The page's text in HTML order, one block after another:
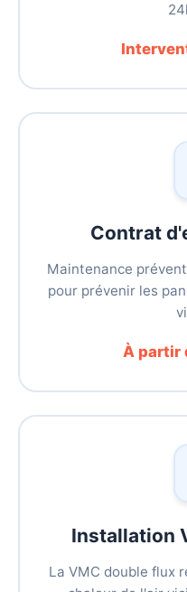
Contrat
Maintenance
pour prévenir les
À partir
Installation
La VMC double flux